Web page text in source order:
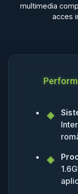
multimedia
acces